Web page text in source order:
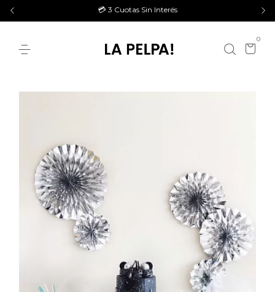
💳 3 Cuotas Sin Interés
0